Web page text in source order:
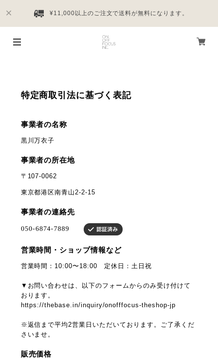
¥11,000以上のご注文で送料が無料になります。
特定商取引法に基づく表記
事業者の名称
黒川万衣子
事業者の所在地
〒107-0062
東京都港区南青山2-2-15
事業者の連絡先
営業時間・ショップ情報など
営業時間：10:00〜18:00 定休日：土日祝
▼お問い合わせは、以下のフォームからのみ受け付けて
おります。
https://thebase.in/inquiry/onofffocus-theshop-jp
※返信まで平均2営業日いただいております。ご了承くだ
さいませ。
販売価格